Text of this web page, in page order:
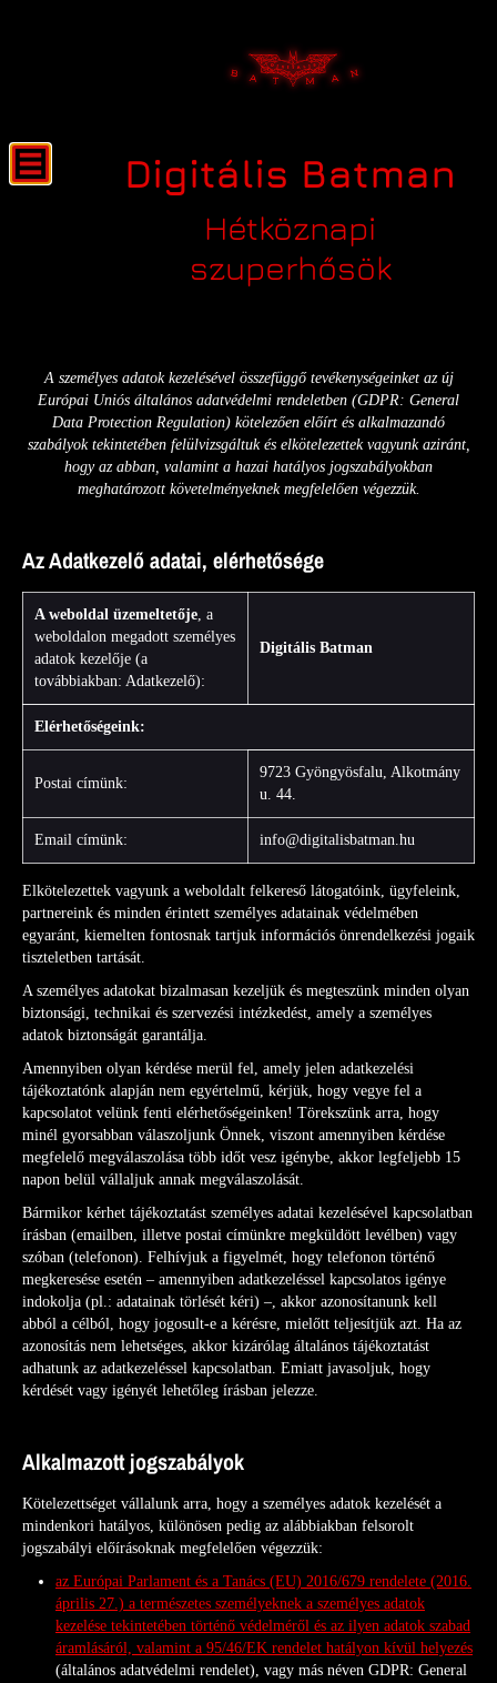
Digitális Batman
Hétköznapi
szuperhősök
Adatkezelési tájékoztató
A személyes adatok kezelésével összefüggő tevékenységeinket az új
Európai Uniós általános adatvédelmi rendeletben (GDPR: General
Data Protection Regulation) kötelezően előírt és alkalmazandó
szabályok tekintetében felülvizsgáltuk és elkötelezettek vagyunk aziránt,
hogy az abban, valamint a hazai hatályos jogszabályokban
meghatározott követelményeknek megfelelően végezzük.
Az Adatkezelő adatai, elérhetősége
A weboldal üzemeltetője, a
weboldalon megadott személyes
adatok kezelője (a
továbbiakban: Adatkezelő):
Digitális Batman
Elérhetőségeink:
Postai címünk:
9723 Gyöngyösfalu, Alkotmány
u. 44.
Email címünk: info@digitalisbatman.hu
Elkötelezettek vagyunk a weboldalt felkereső látogatóink, ügyfeleink,
partnereink és minden érintett személyes adatainak védelmében
egyaránt, kiemelten fontosnak tartjuk információs önrendelkezési jogaik
tiszteletben tartását.
A személyes adatokat bizalmasan kezeljük és megteszünk minden olyan
biztonsági, technikai és szervezési intézkedést, amely a személyes
adatok biztonságát garantálja.
Amennyiben olyan kérdése merül fel, amely jelen adatkezelési
tájékoztatónk alapján nem egyértelmű, kérjük, hogy vegye fel a
kapcsolatot velünk fenti elérhetőségeinken! Törekszünk arra, hogy
minél gyorsabban válaszoljunk Önnek, viszont amennyiben kérdése
megfelelő megválaszolása több időt vesz igénybe, akkor legfeljebb 15
napon belül vállaljuk annak megválaszolását.
Bármikor kérhet tájékoztatást személyes adatai kezelésével kapcsolatban
írásban (emailben, illetve postai címünkre megküldött levélben) vagy
szóban (telefonon). Felhívjuk a figyelmét, hogy telefonon történő
megkeresése esetén – amennyiben adatkezeléssel kapcsolatos igénye
indokolja (pl.: adatainak törlését kéri) –, akkor azonosítanunk kell
abból a célból, hogy jogosult-e a kérésre, mielőtt teljesítjük azt. Ha az
azonosítás nem lehetséges, akkor kizárólag általános tájékoztatást
adhatunk az adatkezeléssel kapcsolatban. Emiatt javasoljuk, hogy
kérdését vagy igényét lehetőleg írásban jelezze.
Alkalmazott jogszabályok
Kötelezettséget vállalunk arra, hogy a személyes adatok kezelését a
mindenkori hatályos, különösen pedig az alábbiakban felsorolt
jogszabályi előírásoknak megfelelően végezzük:
az Európai Parlament és a Tanács (EU) 2016/679 rendelete (2016.
április 27.) a természetes személyeknek a személyes adatok
kezelése tekintetében történő védelméről és az ilyen adatok szabad
áramlásáról, valamint a 95/46/EK rendelet hatályon kívül helyezés
(általános adatvédelmi rendelet), vagy más néven GDPR: General